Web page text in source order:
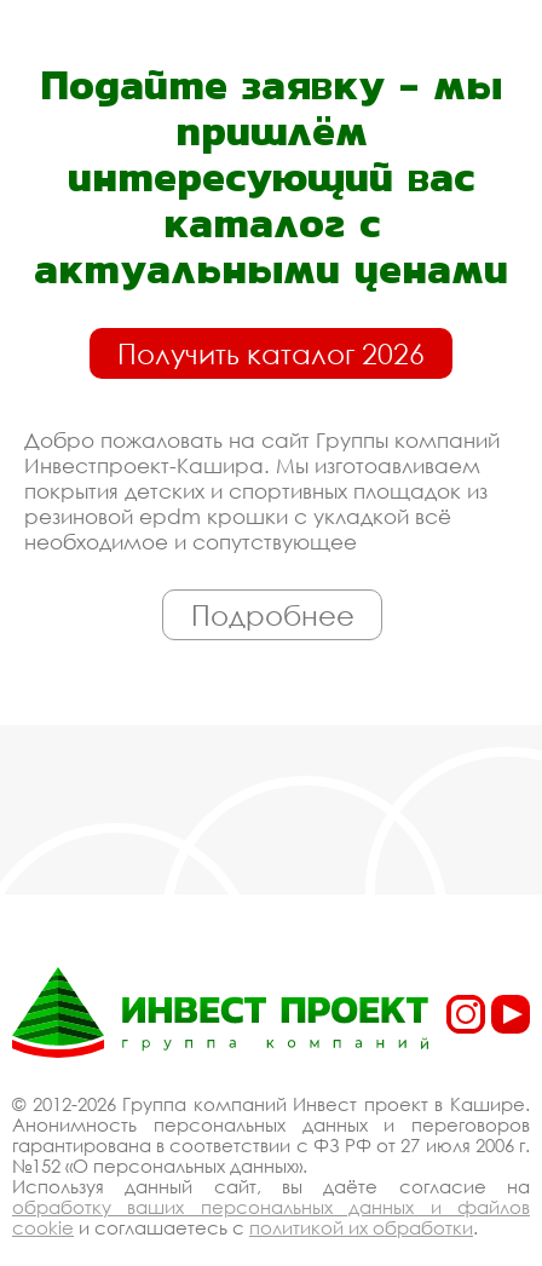
Подайте заявку - мы
пришлём
интересующий вас
каталог с
актуальными ценами
Получить каталог 2026
Добро пожаловать на сайт Группы компаний
Инвестпроект-Кашира. Мы изготоавливаем
покрытия детских и спортивных площадок из
резиновой epdm крошки с укладкой всё
необходимое и сопутствующее
оборудована современными ЧПУ станками,
работает только квалифицированный
персонал. Поэтому Вы всегда можете
детских и спортивных площадок из резиновой
epdm крошки с укладкой под заказ, по
Вашему проекту.
Спецпредложение от
производителя на
покрытия детских и
спортивных площадок
из резиновой epdm
Подробнее
© 2012-2026 Группа компаний Инвест проект в Кашире.
Анонимность персональных данных и переговоров
гарантирована в соответствии с ФЗ РФ от 27 июля 2006 г.
№152 «О персональных данных».
Используя данный сайт, вы даёте согласие на
обработку ваших персональных данных и файлов
cookie и соглашаетесь с политикой их обработки